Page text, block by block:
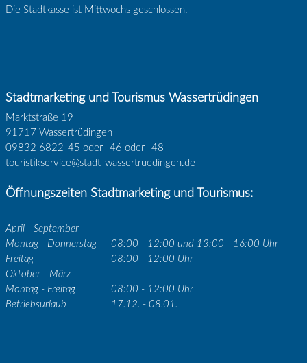
Die Stadtkasse ist Mittwochs geschlossen.
Stadtmarketing und Tourismus Wassertrüdingen
Marktstraße 19
91717 Wassertrüdingen
09832 6822-45 oder -46 oder -48
touristikservice@stadt-wassertruedingen.de
Öffnungszeiten Stadtmarketing und Tourismus:
April - September
Montag - Donnerstag
08:00 - 12:00 und 13:00 - 16:00 Uhr
Freitag
08:00 - 12:00 Uhr
Oktober - März
Montag - Freitag
08:00 - 12:00 Uhr
Betriebsurlaub
17.12. - 08.01.